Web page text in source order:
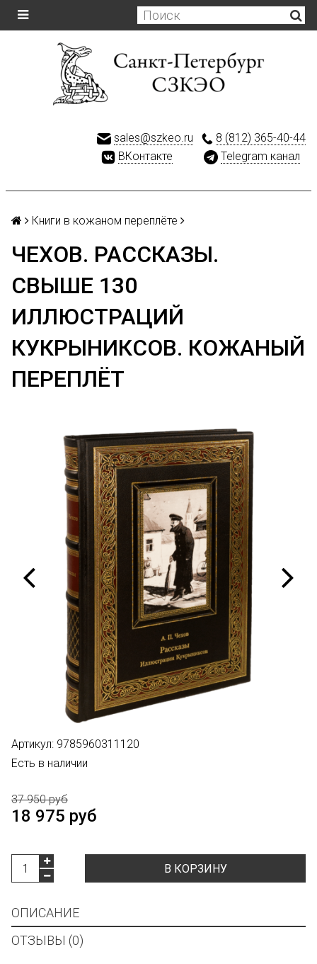
sales@szkeo.ru
8 (812) 365-40-44
ВКонтакте
Telegram канал
Книги в кожаном переплёте
ЧЕХОВ. РАССКАЗЫ.
СВЫШЕ 130
ИЛЛЮСТРАЦИЙ
КУКРЫНИКСОВ. КОЖАНЫЙ
ПЕРЕПЛЁТ
Артикул: 9785960311120
Есть в наличии
37 950 руб
18 975 руб
В КОРЗИНУ
ОПИСАНИЕ
ОТЗЫВЫ (0)